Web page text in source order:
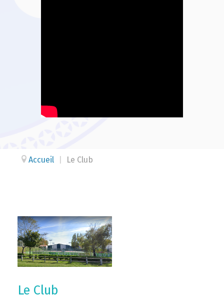
Accueil Le Club
Le Club